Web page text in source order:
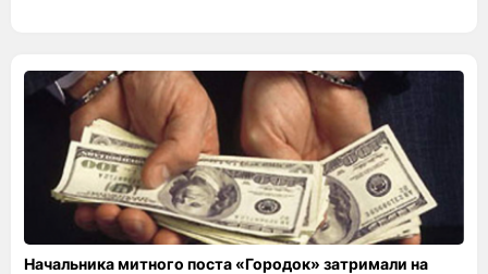
Начальника митного поста «Городок» затримали на